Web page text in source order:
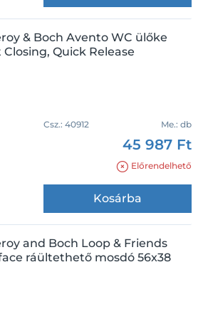
& Boch Avento WC ülőke
Closing, Quick Release
Csz.: 40912 Me.: db
45 987 Ft
Előrendelhető
Kosárba
and Boch Loop & Friends
ráültethető mosdó 56x38